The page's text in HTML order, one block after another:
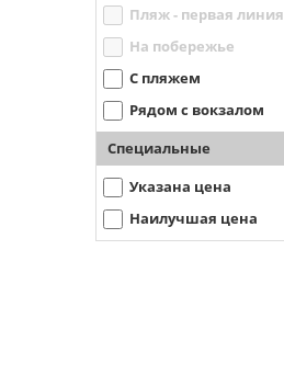
Пляж - первая линия
На побережье
С пляжем
Рядом с вокзалом
Специальные
Указана цена
Наилучшая цена